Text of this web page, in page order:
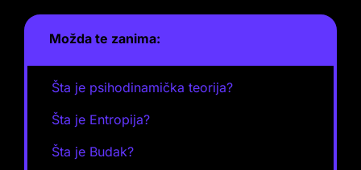
Možda te zanima:
Šta je psihodinamička teorija?
Šta je Entropija?
Šta je Budak?